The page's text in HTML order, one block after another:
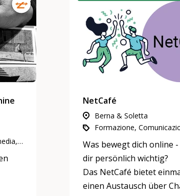
Formazione, Comunicazione e media, Generatività e storia
NetCafé
Berna & Soletta
Formazione,
Was bewegt dich online
dir persönlich wichtig?
Das NetCafé bietet
einen Austausch über